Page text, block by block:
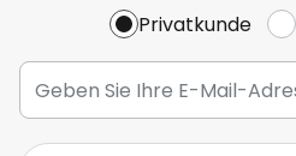
Privatkunde